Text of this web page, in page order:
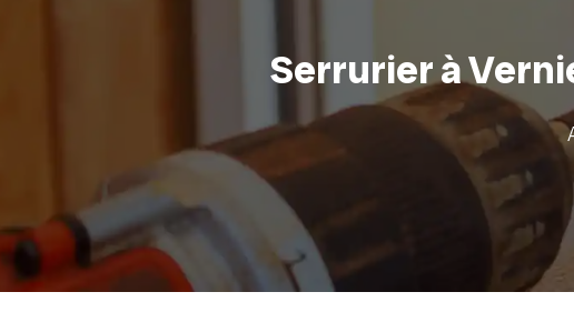
Serrurier à